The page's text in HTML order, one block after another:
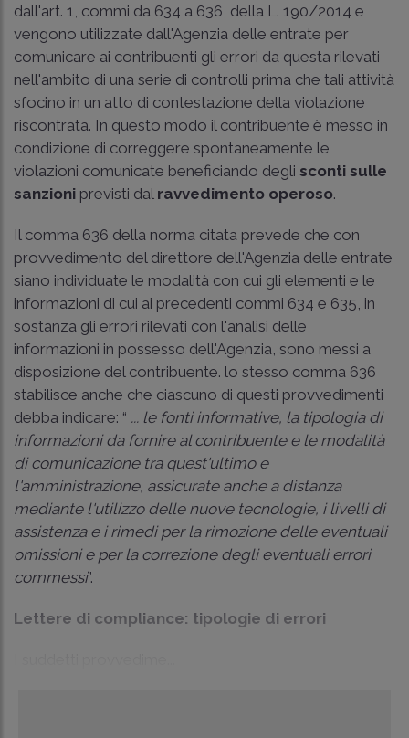
dall'art. 1, commi da 634 a 636, della L. 190/2014 e
vengono utilizzate dall'Agenzia delle entrate per
comunicare ai contribuenti gli errori da questa rilevati
nell'ambito di una serie di controlli prima che tali attività
sfocino in un atto di contestazione della violazione
riscontrata. In questo modo il contribuente è messo in
condizione di correggere spontaneamente le
violazioni comunicate beneficiando degli sconti sulle
sanzioni previsti dal ravvedimento operoso.
Il comma 636 della norma citata prevede che con
provvedimento del direttore dell'Agenzia delle entrate
siano individuate le modalità con cui gli elementi e le
informazioni di cui ai precedenti commi 634 e 635, in
sostanza gli errori rilevati con l'analisi delle
informazioni in possesso dell'Agenzia, sono messi a
disposizione del contribuente. lo stesso comma 636
stabilisce anche che ciascuno di questi provvedimenti
debba indicare: “ ... le fonti informative, la tipologia di
informazioni da fornire al contribuente e le modalità
di comunicazione tra quest'ultimo e
l'amministrazione, assicurate anche a distanza
mediante l'utilizzo delle nuove tecnologie, i livelli di
assistenza e i rimedi per la rimozione delle eventuali
omissioni e per la correzione degli eventuali errori
commessi”.
Lettere di compliance: tipologie di errori